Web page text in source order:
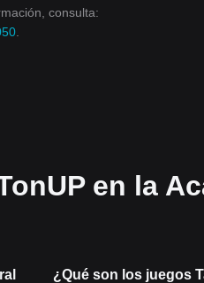
consulta:
en la
¿Qué son los juegos